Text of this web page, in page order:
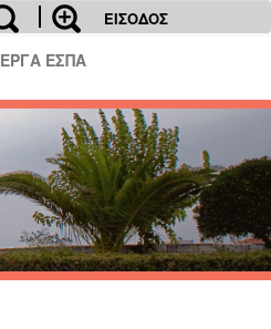
ΕΙΣΟΔΟΣ
ΕΡΓΑ ΕΣΠΑ